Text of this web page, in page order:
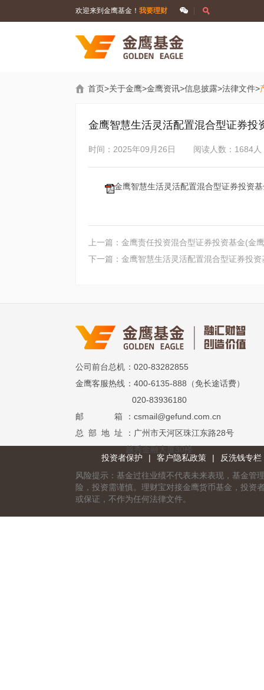
欢迎来到金鹰基金！ 我要理财
首页>关于金鹰>金鹰资讯>信息披露>法律文件>
金鹰智慧生活灵活配置混合型证券
时间：2025年09月26日 阅读人数：1684人
金鹰智慧生活灵活配置混合型证券投资
上一篇：金鹰责任投资混合型证券投资基金(金
下一篇：金鹰智慧生活灵活配置混合型证券投
公司前台总机 ：020-83282855
金鹰客服热线 ：400-6135-888（免长途话费）
020-83936180
邮 箱
：csmail@gefund.com.cn
总 部 地 址
：广州市天河区珠江东路28号
越秀金融大厦30楼
投资者保护
| 客户隐私政策 |
反洗钱专栏
风险提示：基金过往业绩不代表未来表现，基金管
险，投资需谨慎。理财宝对接金鹰货币基金，投资
或保证，不作为任何法律文件。